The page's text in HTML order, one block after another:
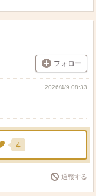
フォロー
2026/4/9 08:33
4
通報する